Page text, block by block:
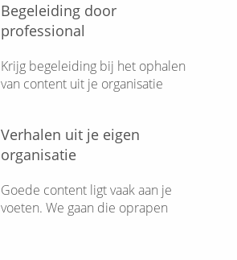
Begeleiding door
professional
Krijg begeleiding bij het ophalen
van content uit je organisatie
Verhalen uit je eigen
organisatie
Goede content ligt vaak aan je
voeten. We gaan die oprapen